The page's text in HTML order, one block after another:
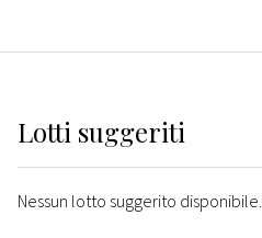
Lotti suggeriti
Nessun lotto suggerito disponibile.